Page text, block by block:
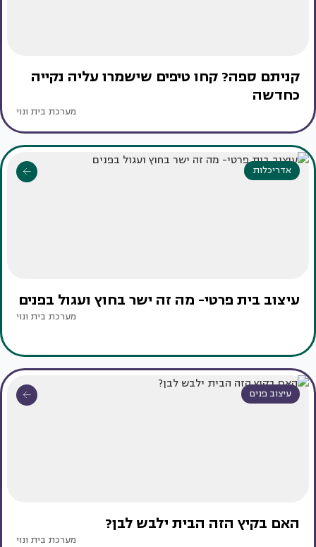
קניתם ספה? קחו טיפים שישמרו עליה נקייה
כחדשה
מערכת בית ונוי
אדריכלות
עיצוב בית פרטי- מה זה ישר בחוץ ועגול בפנים
מערכת בית ונוי
עיצוב פנים
האם בקיץ הזה הבית ילבש לבן?
מערכת בית ונוי